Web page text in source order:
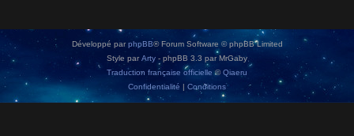
Développé par phpBB® Forum Software © phpBB Limited
Style parArty - phpBB 3.3 par MrGaby
Traduction française officielle ©Qiaeru
Confidentialité | Conditions